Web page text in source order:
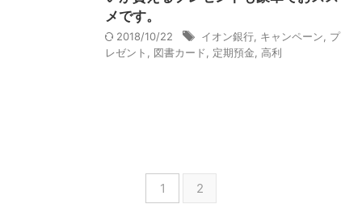
メです。
2018/10/22 イオン銀行 キャンペーン
プ
レゼント
図書カード 定期預金 高利
1 2